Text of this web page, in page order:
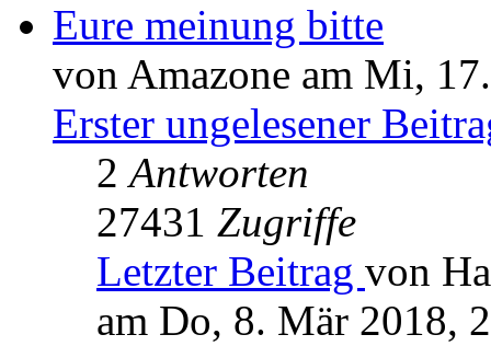
Eure meinung bitte
von Amazone am Mi,
Erster ungelesener
2Antworten
27431 Zugriffe
Letzter Beitrag von
am Do, 8. Mär 2018,